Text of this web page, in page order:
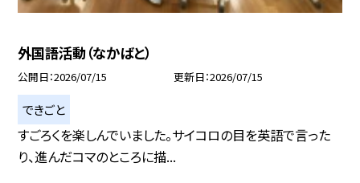
外国語活動（なかばと）
公開日 2026/07/15 更新日 2026/07/15
できごと
すごろくを楽しんでいました。サイコロの目を英語で言った
り、進んだコマのところに描...